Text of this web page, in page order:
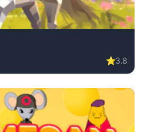
⭐3.8
free. adventure game, no